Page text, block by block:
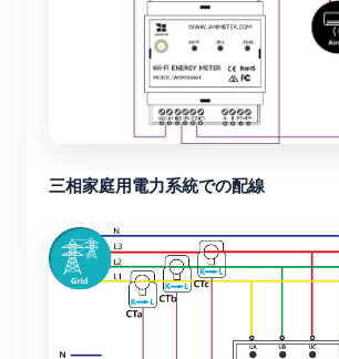
三相家庭用電力系統での配線